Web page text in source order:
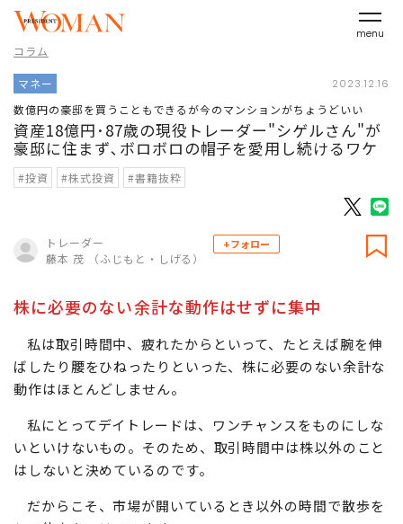
menu
コラム
マネー 2023.12.16
数億円の豪邸を買うこともできるが今のマンションがちょうどいい
資産18億円･87歳の現役トレーダー"シゲルさん"が
豪邸に住まず､ボロボロの帽子を愛用し続けるワケ
#投資 #株式投資 #書籍抜粋
トレーダー
藤本 茂 （ふじもと・しげる）
+フォロー
株に必要のない余計な動作はせずに集中
私は取引時間中、疲れたからといって、たとえば腕を伸
ばしたり腰をひねったりといった、株に必要のない余計な
動作はほとんどしません。
私にとってデイトレードは、ワンチャンスをものにしな
いといけないもの。そのため、取引時間中は株以外のこと
はしないと決めているのです。
だからこそ、市場が開いているとき以外の時間で散歩を